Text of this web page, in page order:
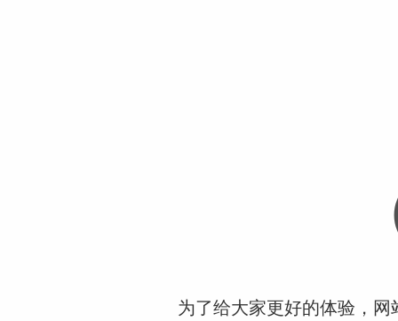
为了给大家更好的体验，